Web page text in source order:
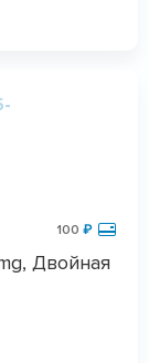
100 ₽
Двойная